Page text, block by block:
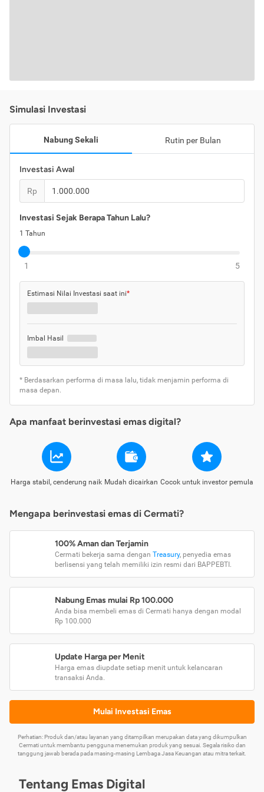
Simulasi Investasi
Nabung Sekali Rutin per Bulan
Investasi Awal
Rp
Investasi Sejak Berapa Tahun Lalu?
1 Tahun
1 5
Estimasi Nilai Investasi saat ini*
Imbal Hasil
* Berdasarkan performa di masa lalu, tidak menjamin performa di
masa depan.
Apa manfaat berinvestasi emas digital?
Harga stabil, cenderung naik Mudah dicairkan Cocok untuk investor pemula
Mengapa berinvestasi emas di Cermati?
100% Aman dan Terjamin
Cermati bekerja sama dengan Treasury, penyedia emas
berlisensi yang telah memiliki izin resmi dari BAPPEBTI.
Nabung Emas mulai Rp 100.000
Anda bisa membeli emas di Cermati hanya dengan modal
Rp 100.000
Update Harga per Menit
Harga emas diupdate setiap menit untuk kelancaran
transaksi Anda.
Mulai Investasi Emas
Perhatian: Produk dan/atau layanan yang ditampilkan merupakan data yang dikumpulkan
Cermati untuk membantu pengguna menemukan produk yang sesuai. Segala risiko dan
tanggung jawab berada pada masing-masing Lembaga Jasa Keuangan atau mitra terkait.
Tentang Emas Digital